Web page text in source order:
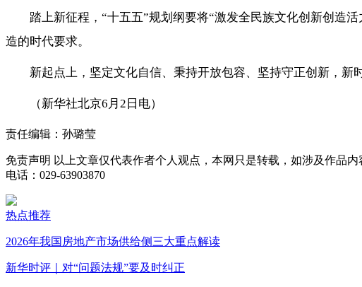
踏上新征程，“十五五”规划纲要将“激发全民族文化创新创造
造的时代要求。
新起点上，坚定文化自信、秉持开放包容、坚持守正创新，新
（新华社北京6月2日电）
责任编辑：孙璐莹
免责声明 以上文章仅代表作者个人观点，本网只是转载，如涉及作品内
电话：029-63903870
热点推荐
2026年我国房地产市场供给侧三大重点解读
新华时评｜对“问题法规”要及时纠正